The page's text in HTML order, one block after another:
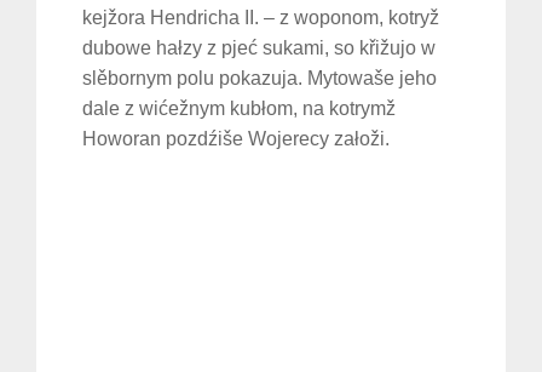
kejžora Hendricha II. – z woponom, kotryž
dubowe hałzy z pjeć sukami, so křižujo w
slěbornym polu pokazuja. Mytowaše jeho
dale z wićežnym kubłom, na kotrymž
Howoran pozdźiše Wojerecy załoži.